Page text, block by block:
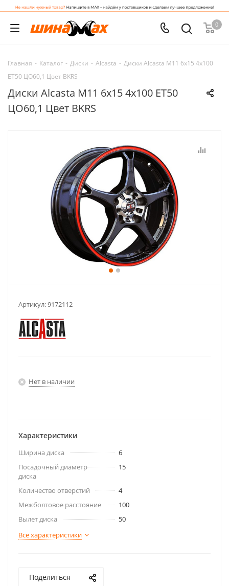
0
Главная - Каталог - Диски - Alcasta - Диски Alcasta M11 6x15 4x100
ET50 ЦО60,1 Цвет BKRS
Диски Alcasta M11 6x15 4x100 ET50
ЦО60,1 Цвет BKRS
Артикул:9172112
Нет в наличии
Характеристики
Ширина диска
6
Посадочный диаметр
диска
15
Количество отверстий
4
Межболтовое расстояние
100
Вылет диска
50
Все характеристики
Поделиться